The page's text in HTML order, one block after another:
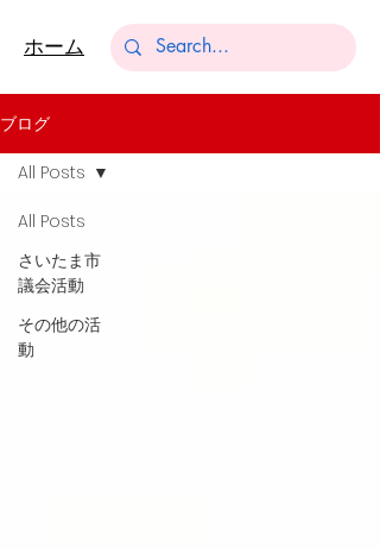
​ホーム
ブログ
All Posts
さいたま市
議会活動
その他の活
動
All Posts